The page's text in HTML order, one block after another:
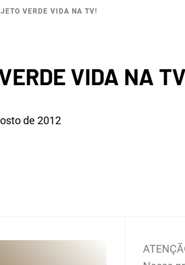
VERDE VIDA NA TV!
VIDA NA
de 2012